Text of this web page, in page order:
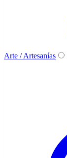
Arte / Artesanías